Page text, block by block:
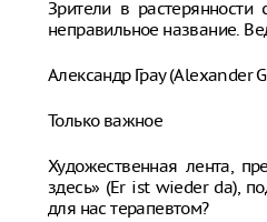
Зрители в
неправильное название.
Александр Грау (Alexander
Только важное
Художественная лента,
здесь» (Er ist wieder da),
для нас терапевтом?